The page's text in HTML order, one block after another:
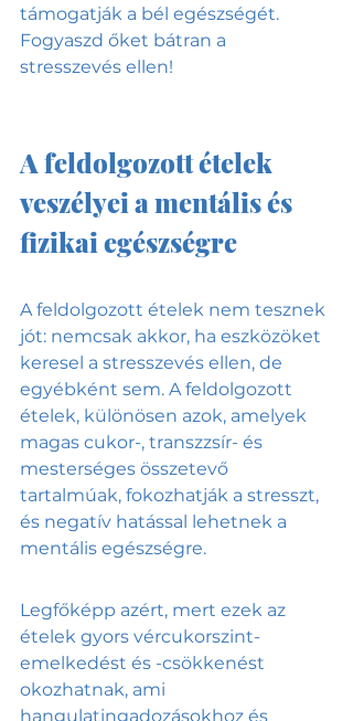
támogatják a bél egészségét.
Fogyaszd őket bátran a
stresszevés ellen!
A feldolgozott ételek
veszélyei a mentális és
fizikai egészségre
A feldolgozott ételek nem tesznek
jót: nemcsak akkor, ha eszközöket
keresel a stresszevés ellen, de
egyébként sem. A feldolgozott
ételek, különösen azok, amelyek
magas cukor-, transzzsír- és
mesterséges összetevő
tartalmúak, fokozhatják a stresszt,
és negatív hatással lehetnek a
mentális egészségre.
Legfőképp azért, mert ezek az
ételek gyors vércukorszint-
emelkedést és -csökkenést
okozhatnak, ami
hangulatingadozásokhoz és